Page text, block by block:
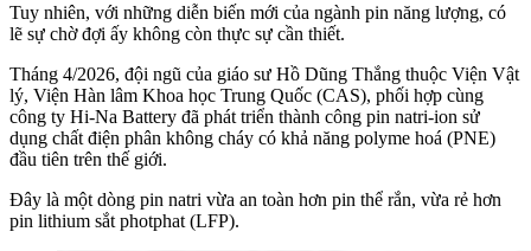
Tuy nhiên, với những diễn biến mới của ngành pin năng lượng, có
lẽ sự chờ đợi ấy không còn thực sự cần thiết.
Tháng 4/2026, đội ngũ của giáo sư Hồ Dũng Thắng thuộc Viện Vật
lý, Viện Hàn lâm Khoa học Trung Quốc (CAS), phối hợp cùng
công ty Hi-Na Battery đã phát triển thành công pin natri-ion sử
dụng chất điện phân không cháy có khả năng polyme hoá (PNE)
đầu tiên trên thế giới.
Đây là một dòng pin natri vừa an toàn hơn pin thể rắn, vừa rẻ hơn
pin lithium sắt photphat (LFP).